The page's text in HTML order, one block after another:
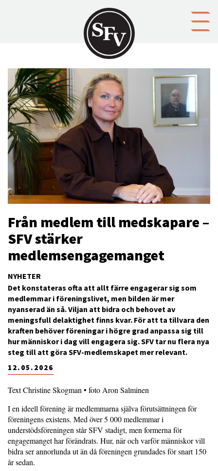
NYHETER
Från medlem till medskapare –
SFV stärker
medlemsengagemanget
12.05.2026
Det konstateras ofta att allt färre engagerar sig som
medlemmar i föreningslivet, men bilden är mer
nyanserad än så. Viljan att bidra och behovet av
meningsfull delaktighet finns kvar. För att ta tillvara den
kraften behöver föreningar i högre grad anpassa sig till
hur människor i dag vill engagera sig. SFV tar nu flera nya
steg till att göra SFV-medlemskapet mer relevant.
Text Christine Skogman • foto Aron Salminen
I en ideell förening är medlemmarna själva förutsättningen för
föreningens existens. Med över 5 000 medlemmar i
understödsföreningen står SFV stadigt, men formerna för
engagemanget har förändrats. Hur, när och varför människor vill
bidra ser annorlunda ut än då föreningen grundades för snart 150
år sedan.